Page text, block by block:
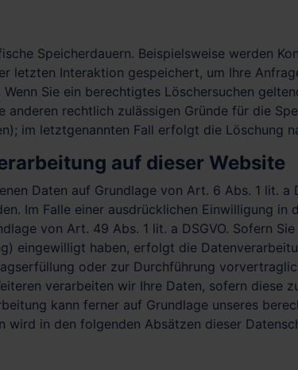
Speicherdauern. Beispielsweise werden
letzten Interaktion gespeichert, um Ihre
Sie ein berechtigtes Löschersuchen
rechtlich zulässigen Gründe für die
im letztgenannten Fall erfolgt die Löschung
auf dieser Website
Daten auf Grundlage von Art. 6 Abs. 1 lit. a
Im Falle einer ausdrücklichen Einwilligung in
von Art. 49 Abs. 1 lit. a DSGVO. Sofern
eingewilligt haben, erfolgt die
oder zur Durchführung
verarbeiten wir Ihre Daten, sofern diese
kann ferner auf Grundlage unseres
wird in den folgenden Absätzen dieser